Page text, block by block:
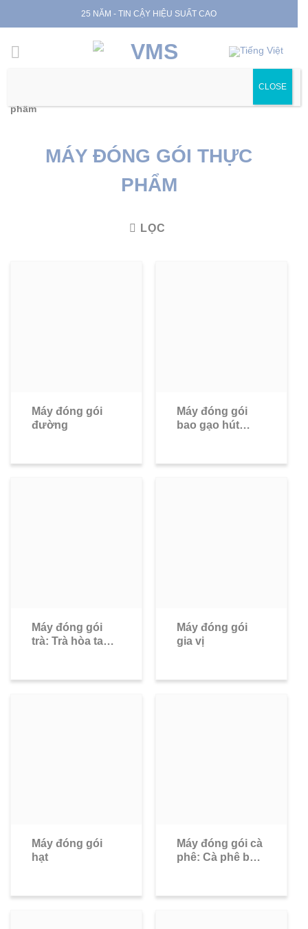
to
25 NĂM - TIN CẬY HIỆU SUẤT CAO
Máy đóng gói thực
phẩm
MÁY ĐÓNG GÓI THỰC
PHẨM
LỌC
Máy đóng gói
đường
Máy đóng gói
bao gạo hút
…
Máy đóng gói
trà: Trà hòa tan,
Máy đóng gói
gia vị
Máy đóng gói
hạt
Máy đóng gói cà
phê: Cà phê bột,
CLOSE